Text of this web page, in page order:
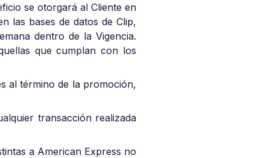
se otorgará al Cliente en
las bases de datos de Clip,
dentro de la Vigencia.
que cumplan con los
al término de la promoción,
transacción realizada
a American Express no